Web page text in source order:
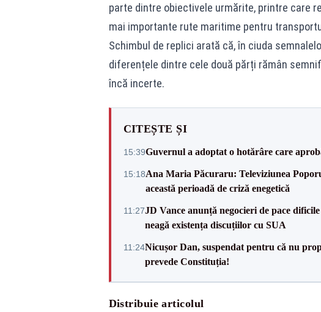
parte dintre obiectivele urmărite, printre care
mai importante rute maritime pentru
Schimbul de replici arată că, în ciuda
diferențele dintre cele două părți rămân
încă incerte.
CITEȘTE ȘI
15:39Guvernul a adoptat o hotărâre care
15:18Ana Maria Păcuraru: Televiziunea
această perioadă de criză enegetică
11:27JD Vance anunță negocieri de pace
neagă existența discuțiilor cu SUA
11:24Nicușor Dan, suspendat pentru că nu
prevede Constituția!
Distribuie articolul